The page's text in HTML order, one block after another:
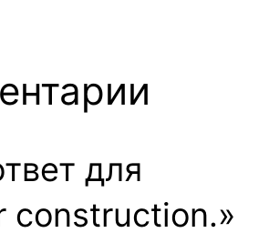
для
construction.»